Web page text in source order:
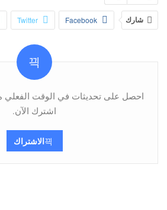
شارك Facebook
Twitter
احصل على تحديثات في الوقت الفعلي
اشترك الآن.
الاشتراك